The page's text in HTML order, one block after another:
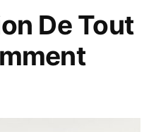
De Tout